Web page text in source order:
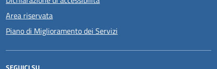
Area riservata
Piano di Miglioramento dei Servizi